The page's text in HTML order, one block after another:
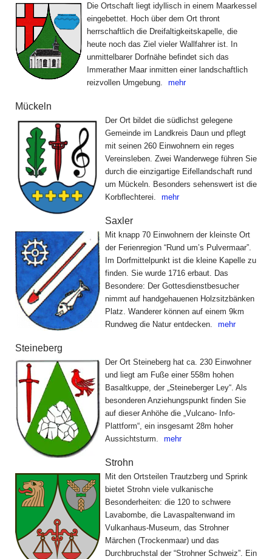
Die Ortschaft liegt idyllisch in einem Maarkessel
eingebettet. Hoch über dem Ort thront
herrschaftlich die Dreifaltigkeitskapelle, die
heute noch das Ziel vieler Wallfahrer ist. In
unmittelbarer Dorfnähe befindet sich das
Immerather Maar inmitten einer landschaftlich
reizvollen Umgebung.
mehr
Mückeln
Der Ort bildet die südlichst gelegene
Gemeinde im Landkreis Daun und pflegt
mit seinen 260 Einwohnern ein reges
Vereinsleben. Zwei Wanderwege führen Sie
durch die einzigartige Eifellandschaft rund
um Mückeln. Besonders sehenswert ist die
Korbflechterei.
mehr
Saxler
Mit knapp 70 Einwohnern der kleinste Ort
der Ferienregion “Rund um’s Pulvermaar”.
Im Dorfmittelpunkt ist die kleine Kapelle zu
finden. Sie wurde 1716 erbaut. Das
Besondere: Der Gottesdienstbesucher
nimmt auf handgehauenen Holzsitzbänken
Platz. Wanderer können auf einem 9km
Rundweg die Natur entdecken.
mehr
Steineberg
Der Ort Steineberg hat ca. 230 Einwohner
und liegt am Fuße einer 558m hohen
Basaltkuppe, der „Steineberger Ley“. Als
besonderen Anziehungspunkt finden Sie
auf dieser Anhöhe die „Vulcano- Info-
Plattform“, ein insgesamt 28m hoher
Aussichtsturm.
mehr
Strohn
Mit den Ortsteilen Trautzberg und Sprink
bietet Strohn viele vulkanische
Besonderheiten: die 120 to schwere
Lavabombe, die Lavaspaltenwand im
Vulkanhaus-Museum, das Strohner
Märchen (Trockenmaar) und das
Durchbruchstal der “Strohner Schweiz”. Ein